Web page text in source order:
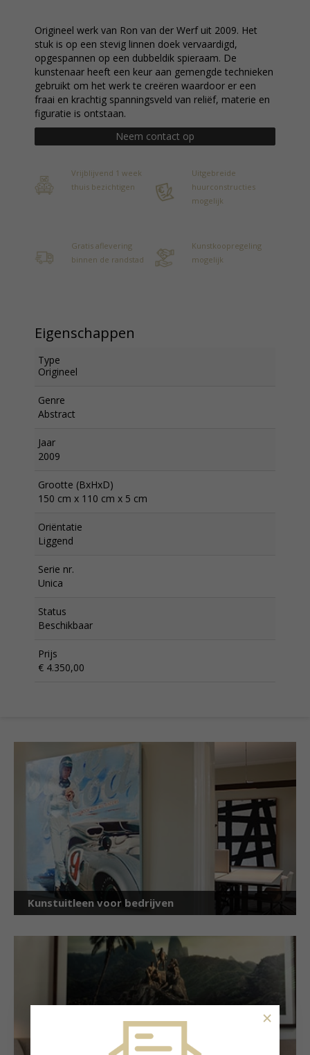
Origineel werk van Ron van der Werf uit 2009. Het
stuk is op een stevig linnen doek vervaardigd,
opgespannen op een dubbeldik spieraam. De
kunstenaar heeft een keur aan gemengde technieken
gebruikt om het werk te creëren waardoor er een
fraai en krachtig spanningsveld van reliëf, materie en
figuratie is ontstaan.
Neem contact op
Vrijblijvend 1 week
thuis bezichtigen
Uitgebreide
huurconstructies
mogelijk
Gratis aflevering
binnen de randstad
Kunstkoopregeling
mogelijk
Eigenschappen
Type
Origineel
Genre
Abstract
Jaar
2009
Grootte (BxHxD)
150 cm x 110 cm x 5 cm
Oriëntatie
Liggend
Serie nr.
Unica
Status
Beschikbaar
Prijs
€ 4.350,00
Kunstuitleen voor bedrijven
×